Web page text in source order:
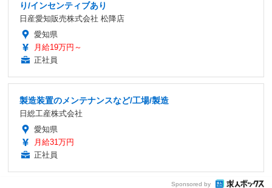
り/インセンティブあり
日産愛知販売株式会社 松降店
愛知県
月給19万円～
正社員
製造装置のメンテナンスなど/工場/製造
日総工産株式会社
愛知県
月給31万円
正社員
Sponsored by